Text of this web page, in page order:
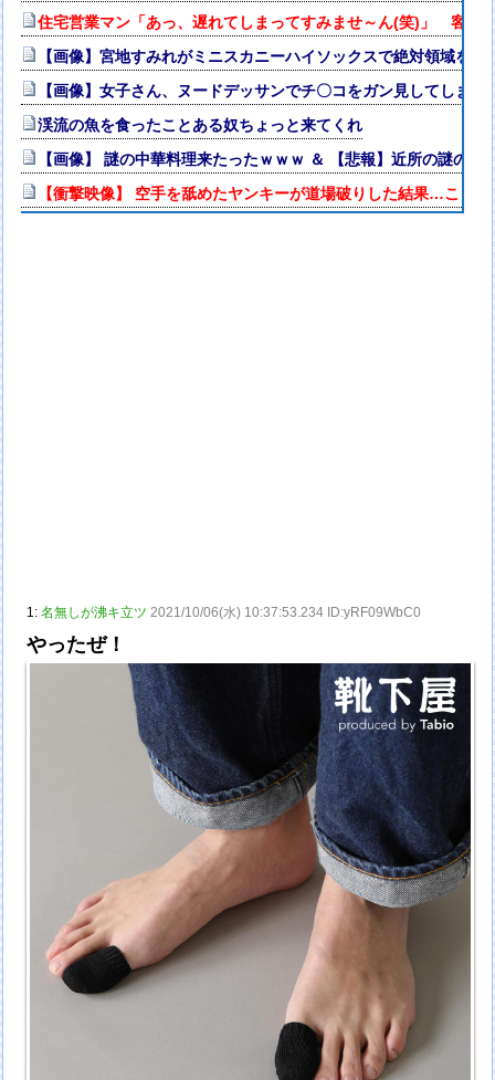
住宅営業マン「あっ、遅れてしまってすみませ～ん(笑)」 客
【画像】宮地すみれがミニスカニーハイソックスで絶対領域を
【画像】女子さん、ヌードデッサンでチ〇コをガン見してしま
渓流の魚を食ったことある奴ちょっと来てくれ
【画像】 謎の中華料理来たったｗｗｗ ＆ 【悲報】近所の謎の台
【衝撃映像】 空手を舐めたヤンキーが道場破りした結果…こっ
1:名無しが沸キ立ツ 2021/10/06(水) 10:37:53.234 ID:yRF09WbC0
やったぜ！